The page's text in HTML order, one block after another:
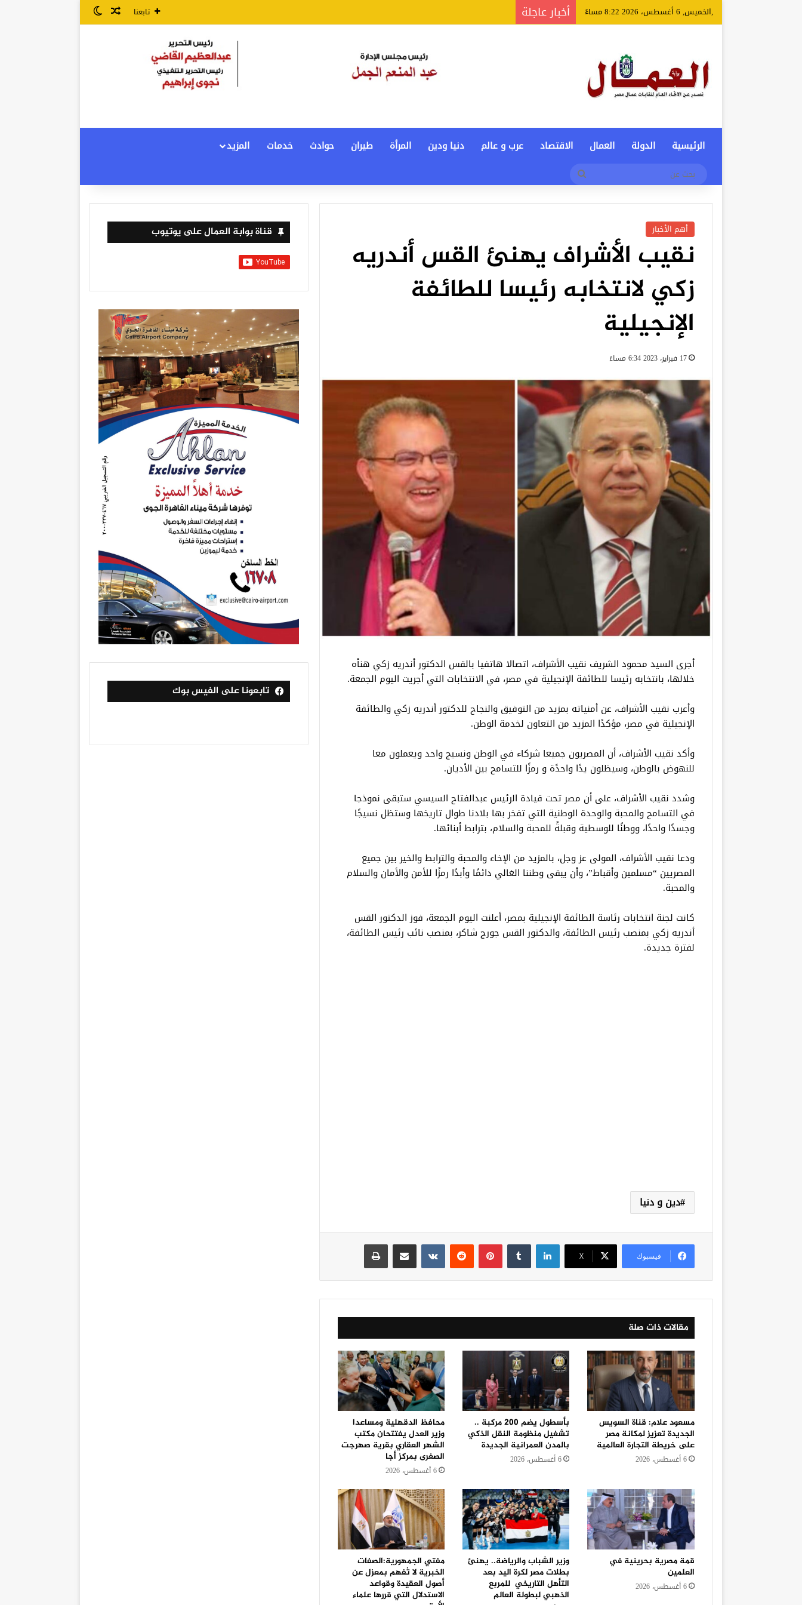
,الخميس, 6 أغسطس، 2026 8:22 مساءً أخبار عاجلة تابعنا مقال عشوائي
الوضع المظلم
الرئيسية الدولة العمال الاقتصاد عرب و عالم دنيا ودين المرأة طيران حوادث خدمات
المزيد
أهم الأخبار
نقيب الأشراف يهنئ القس أندريه
زكي لانتخابه رئيسا للطائفة
الإنجيلية
17 فبراير، 2023 6:34 مساءً
أجرى السيد محمود الشريف نقيب الأشراف، اتصالا هاتفيا بالقس الدكتور أندريه زكي هنأه
خلالها، بانتخابه رئيسا للطائفة الإنجيلية في مصر، في الانتخابات التي أجريت اليوم الجمعة.
وأعرب نقيب الأشراف، عن أمنياته بمزيد من التوفيق والنجاح للدكتور أندريه زكي والطائفة
الإنجيلية في مصر، مؤكدًا المزيد من التعاون لخدمة الوطن.
وأكد نقيب الأشراف، أن المصريون جميعا شركاء في الوطن ونسيج واحد ويعملون معا
للنهوض بالوطن، وسيظلون يدًا واحدًة و رمزًا للتسامح بين الأديان.
وشدد نقيب الأشراف، على أن مصر تحت قيادة الرئيس عبدالفتاح السيسي ستبقى نموذجا
في التسامح والمحبة والوحدة الوطنية التي تفخر بها بلادنا طوال تاريخها وستظل نسيجًا
وجسدًا واحدًا، ووطنًا للوسطية وقبلةً للمحبة والسلام، بترابط أبنائها.
ودعا نقيب الأشراف، المولى عز وجل، بالمزيد من الإخاء والمحبة والترابط والخير بين جميع
المصريين “مسلمين وأقباط”، وأن يبقى وطننا الغالي دائمًا وأبدًا رمزًا للأمن والأمان والسلام
والمحبة.
كانت لجنة انتخابات رئاسة الطائفة الإنجيلية بمصر، أعلنت اليوم الجمعة، فوز الدكتور القس
أندريه زكي بمنصب رئيس الطائفة، والدكتور القس جورج شاكر، بمنصب نائب رئيس الطائفة،
لفترة جديدة.
دين و دنيا
فيسبوك ‫X
لينكدإن بينتيريست
مقالات ذات صلة
مسعود علام: قناة السويس
الجديدة تعزيز لمكانة مصر
على خريطة التجارة العالمية
6 أغسطس، 2026
بأسطول يضم 200 مركبة ..
تشغيل منظومة النقل الذكي
بالمدن العمرانية الجديدة
6 أغسطس، 2026
محافظ الدقهلية ومساعدا
وزير العدل يفتتحان مكتب
الشهر العقاري بقرية صهرجت
الصغرى بمركز أجا
6 أغسطس، 2026
قمة مصرية بحرينية في
العلمين
6 أغسطس، 2026
وزير الشباب والرياضة.. يهنئ
بطلات مصر لكرة اليد بعد
التأهل التاريخي للمربع
الذهبي لبطولة العالم
مفتي الجمهورية:الصفات
الخبرية لا تُفهم بمعزل عن
أصول العقيدة وقواعد
الاستدلال التي قررها علماء
قناة بوابة العمال على يوتيوب
تابعونا على الفيس بوك